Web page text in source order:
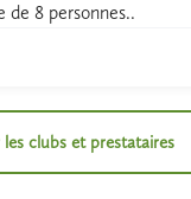
de 8 personnes..
clubs et prestataires